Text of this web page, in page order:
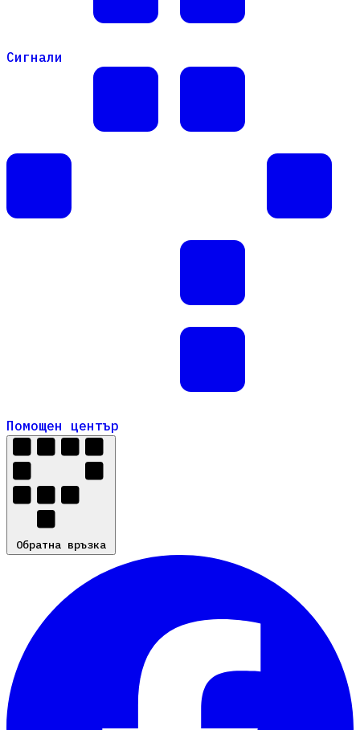
Сигнали
Помощен център
Помощен център
Обратна връзка
Обратна връзка